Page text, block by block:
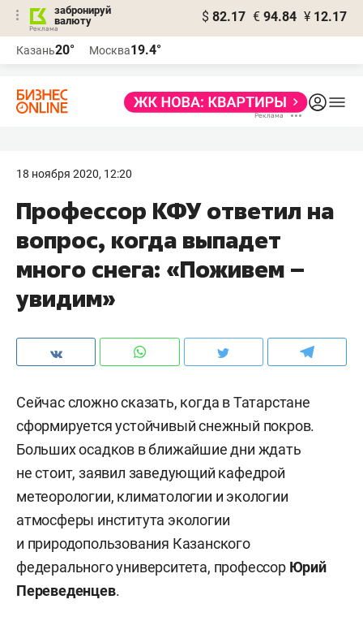
забронируй
валюту
$ 82.17 € 94.84 ¥ 12.17
Казань20° Москва19.4°
18 ноября 2020, 12:20
Профессор КФУ ответил на
вопрос, когда выпадет
много снега: «Поживем –
увидим»
Сейчас сложно сказать, когда в Татарстане
сформируется устойчивый снежный покров.
Больших осадков в ближайшие дни ждать
не стоит, заявил заведующий кафедрой
метеорологии, климатологии и экологии
атмосферы института экологии
и природопользования Казанского
федерального университета, профессор Юрий
Переведенцев.